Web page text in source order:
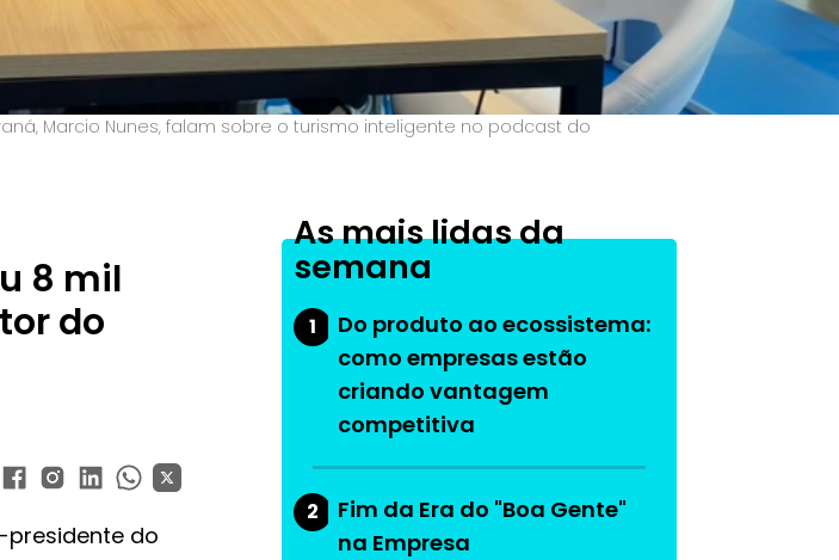
Marcio Nunes, falam sobre o turismo inteligente no podcast do
8 mil
do
presidente do
As mais lidas da
semana
1
Do produto ao ecossistema:
como empresas estão
criando vantagem
competitiva
2
Fim da Era do "Boa Gente"
na Empresa